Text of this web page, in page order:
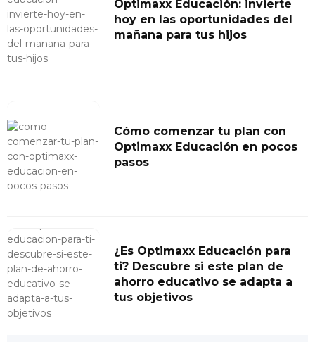
Optimaxx Educación: invierte
hoy en las oportunidades del
mañana para tus hijos
Cómo comenzar tu plan con
Optimaxx Educación en pocos
pasos
¿Es Optimaxx Educación para
ti? Descubre si este plan de
ahorro educativo se adapta a
tus objetivos